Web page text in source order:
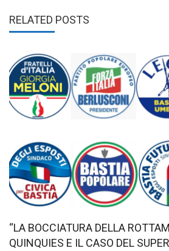
RELATED POSTS
“LA BOCCIATURA DELLA
QUINQUIES E IL CASO DEL